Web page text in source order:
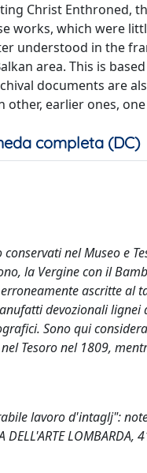
Christ Enthroned,
works, which were
understood in the
area. This is
documents are
other, earlier ones,
completa (DC)
nel Museo e
la Vergine con il
ascritte al
devozionali lignei
Sono qui
Tesoro nel 1809,
lavoro d'intaglj":
DELL'ARTE LOMBARDA,